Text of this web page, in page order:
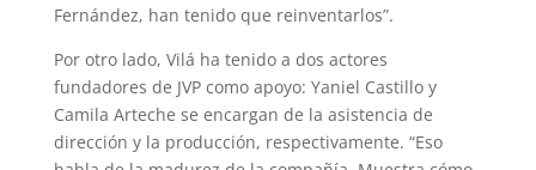
Fernández, han tenido que reinventarlos”.
Por otro lado, Vilá ha tenido a dos actores
fundadores de JVP como apoyo: Yaniel Castillo y
Camila Arteche se encargan de la asistencia de
dirección y la producción, respectivamente. “Eso